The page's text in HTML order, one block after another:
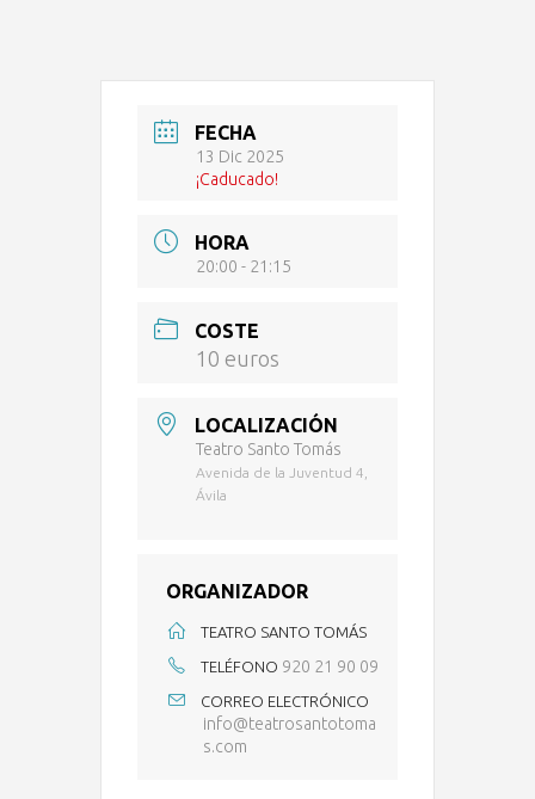
FECHA
13 Dic 2025
¡Caducado!
HORA
20:00 - 21:15
COSTE
10 euros
LOCALIZACIÓN
Teatro Santo Tomás
Avenida de la Juventud 4,
Ávila
ORGANIZADOR
TEATRO SANTO TOMÁS
TELÉFONO 920 21 90 09
CORREO ELECTRÓNICO
info@teatrosantotoma
s.com